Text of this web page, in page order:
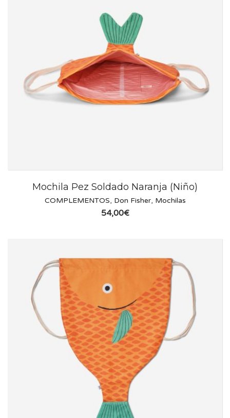
Mochila Pez Soldado Naranja (Niño)
COMPLEMENTOS, Don Fisher, Mochilas
54,00€